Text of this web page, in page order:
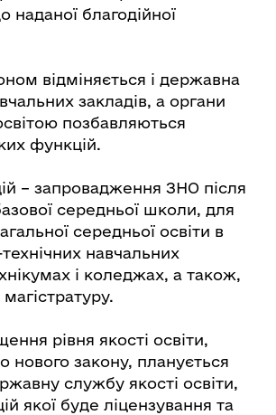
благодійної
відміняється і державна
закладів, а органи
позбавляються
функцій.
– запровадження ЗНО після
середньої школи, для
середньої освіти в
навчальних
і коледжах, а також,
рівня якості освіти,
нового закону, планується
службу якості освіти,
якої буде ліцензування та